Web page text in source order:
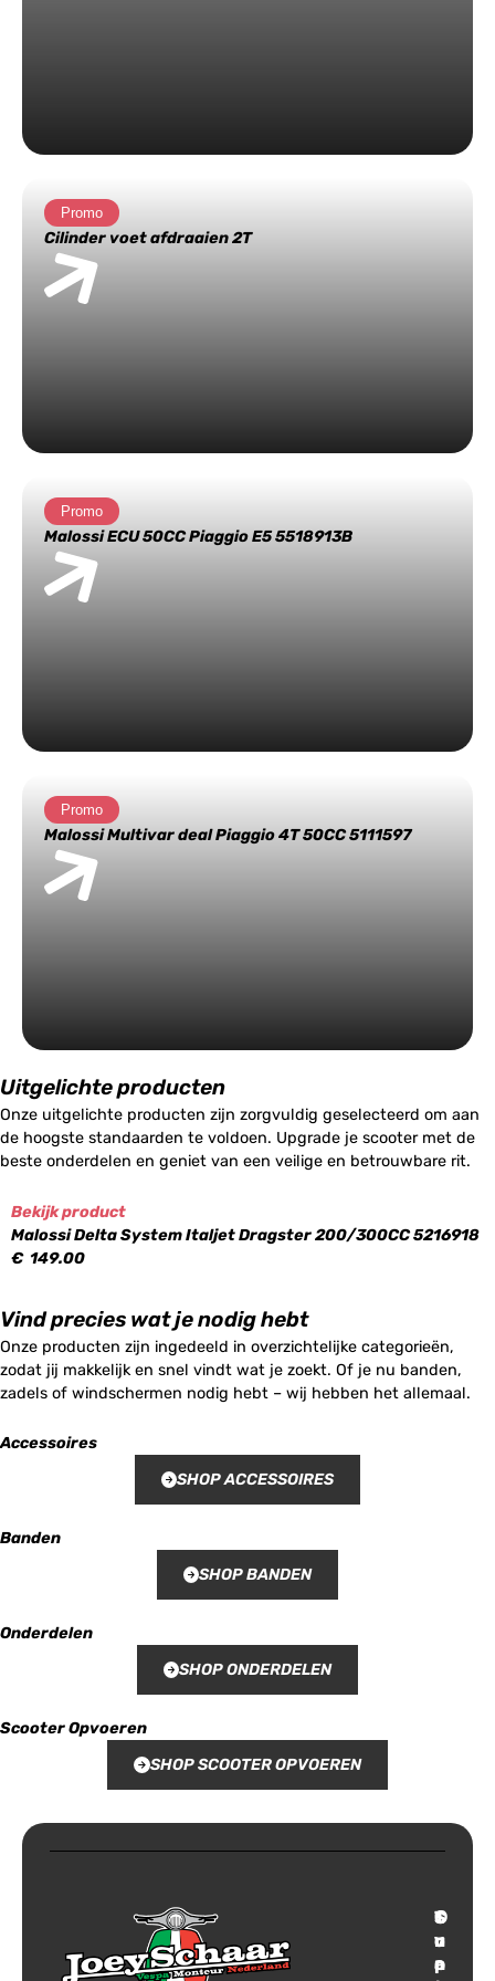
Promo
Cilinder voet afdraaien 2T
Promo
Malossi ECU 50CC Piaggio E5 5518913B
Promo
Malossi Multivar deal Piaggio 4T 50CC 5111597
Uitgelichte producten
Onze uitgelichte producten zijn zorgvuldig geselecteerd om aan
de hoogste standaarden te voldoen. Upgrade je scooter met de
beste onderdelen en geniet van een veilige en betrouwbare rit.
Bekijk product
Malossi Delta System Italjet Dragster 200/300CC 5216918
€ 149.00
Vind precies wat je nodig hebt
Onze producten zijn ingedeeld in overzichtelijke categorieën,
zodat jij makkelijk en snel vindt wat je zoekt. Of je nu banden,
zadels of windschermen nodig hebt – wij hebben het allemaal.
Accessoires
SHOP ACCESSOIRES
Banden
SHOP BANDEN
Onderdelen
SHOP ONDERDELEN
Scooter Opvoeren
SHOP SCOOTER OPVOEREN
T
r
a
O
v
e
S
u
p
C
o
n